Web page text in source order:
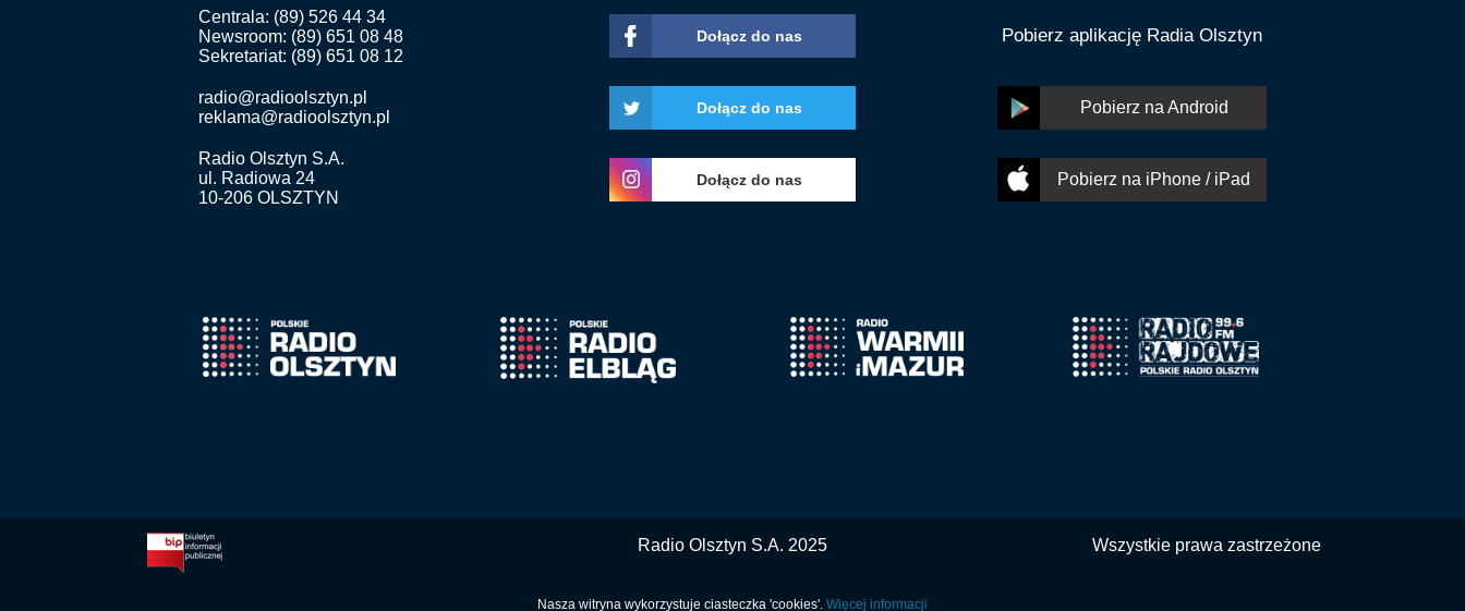
Centrala: (89) 526 44 34
Newsroom: (89) 651 08 48
Sekretariat: (89) 651 08 12
radio@radioolsztyn.pl
reklama@radioolsztyn.pl
Radio Olsztyn S.A.
ul. Radiowa 24
10-206 OLSZTYN
Dołącz do nas
Dołącz do nas
Dołącz do nas
Pobierz aplikację Radia Olsztyn
Pobierz na Android
Pobierz na iPhone / iPad
Radio Olsztyn S.A. 2025 Wszystkie prawa zastrzeżone
Nasza witryna wykorzystuje ciasteczka 'cookies'. Więcej informacji